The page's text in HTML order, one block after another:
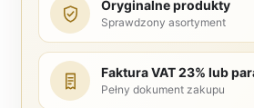
Oryginalne produkty
Sprawdzony asortyment
Faktura VAT 23% lub
Pełny dokument zakupu